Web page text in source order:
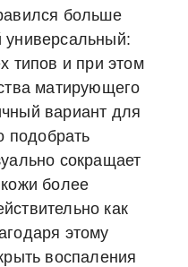
больше
типов и при этом
матирующего
вариант для
подобрать
сокращает
более
как
этому
воспаления